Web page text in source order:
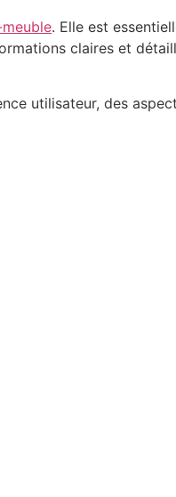
. Elle est
claires et
utilisateur, des